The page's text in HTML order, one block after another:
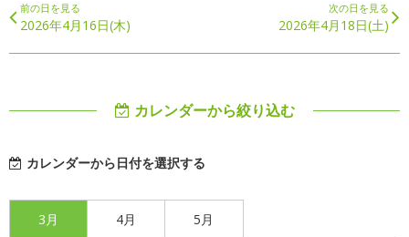
前の日を見る
2026年4月16日(木)
次の日を見る
2026年4月18日(土)
カレンダーから絞り込む
カレンダーから日付を選択する
3月 4月 5月